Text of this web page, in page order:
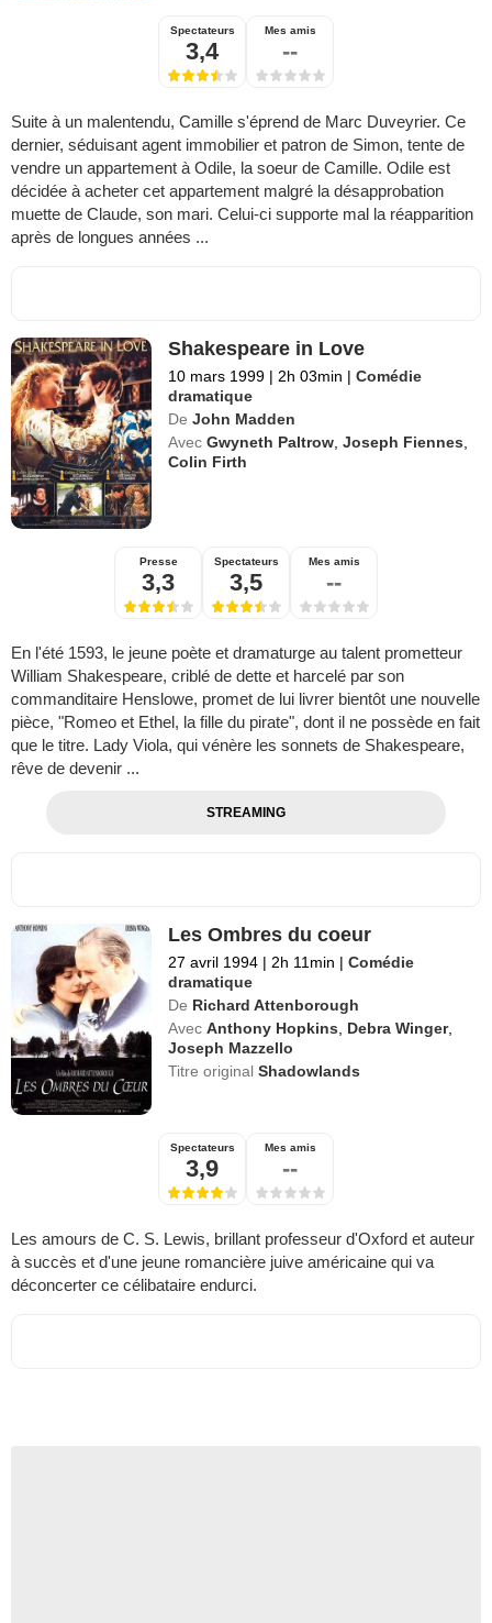
Spectateurs
3,4
Mes amis
--
Suite à un malentendu, Camille s'éprend de Marc Duveyrier. Ce
dernier, séduisant agent immobilier et patron de Simon, tente de
vendre un appartement à Odile, la soeur de Camille. Odile est
décidée à acheter cet appartement malgré la désapprobation
muette de Claude, son mari. Celui-ci supporte mal la réapparition
après de longues années ...
Shakespeare in Love
10 mars 1999 | 2h 03min | Comédie
dramatique
De John Madden
Avec Gwyneth Paltrow ,Joseph Fiennes
Colin Firth
Presse
3,3
Spectateurs
3,5
Mes amis
--
En l'été 1593, le jeune poète et dramaturge au talent prometteur
William Shakespeare, criblé de dette et harcelé par son
commanditaire Henslowe, promet de lui livrer bientôt une nouvelle
pièce, "Romeo et Ethel, la fille du pirate", dont il ne possède en fait
que le titre. Lady Viola, qui vénère les sonnets de Shakespeare,
rêve de devenir ...
STREAMING
Les Ombres du coeur
27 avril 1994 | 2h 11min | Comédie
dramatique
De Richard Attenborough
Avec Anthony Hopkins Debra Winger,
Joseph Mazzello
Titre originalShadowlands
Spectateurs
3,9
Mes amis
--
Les amours de C. S. Lewis, brillant professeur d'Oxford et auteur
à succès et d'une jeune romancière juive américaine qui va
déconcerter ce célibataire endurci.